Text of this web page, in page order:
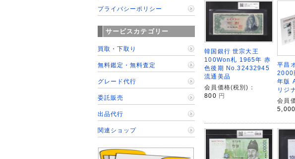
韓国銀行 世宗大王
100Won札 1965年 赤
色後期 No.32432945
流通美品
会員価格(税別)：
800 円
平昌
2000
年版
リジ
会員
5,000
プライバシーポリシー
サービスカテゴリー
買取・下取り
無料鑑定・無料査定
グレード代行
委託販売
出品代行
関連ショップ